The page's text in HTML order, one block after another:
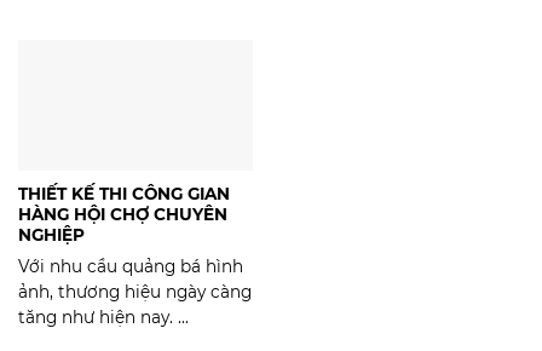
THIẾT KẾ THI CÔNG GIAN
HÀNG HỘI CHỢ CHUYÊN
NGHIỆP
Với nhu cầu quảng bá hình
ảnh, thương hiệu ngày càng
tăng như hiện nay. ...